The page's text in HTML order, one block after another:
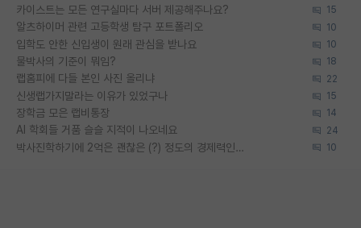
카이스트는 모든 연구실마다 서버 제공해주나요? 15
알츠하이머 관련 고등학생 탐구 포트폴리오 10
입학도 안한 신입생이 원래 관심을 받나요 10
물박사의 기준이 뭐임? 18
랩홈피에 다들 본인 사진 올리냐 22
신생랩가지말라는 이유가 있었구나 15
장학금 모은 랩비통장 14
AI 학회들 거품 슬슬 지적이 나오네요 24
박사진학하기에 2억은 괜찮은 (?) 정도의 경제력인가요 10